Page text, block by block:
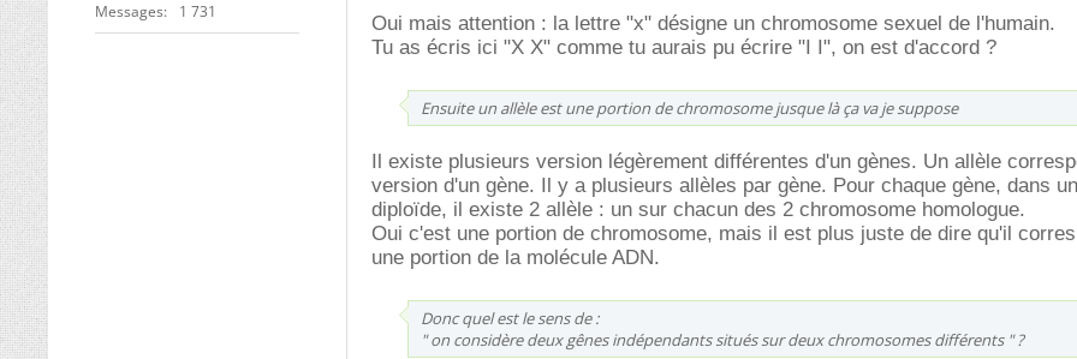
Messages 1 731
Oui mais attention : la lettre "x" désigne un chromosome sexuel de l'humain.
Tu as écris ici "X X" comme tu aurais pu écrire "I I", on est d'accord ?
Ensuite un allèle est une portion de chromosome jusque là ça va je suppose
Il existe plusieurs version légèrement différentes d'un gènes. Un allèle
version d'un gène. Il y a plusieurs allèles par gène. Pour chaque gène, dans
diploïde, il existe 2 allèle : un sur chacun des 2 chromosome homologue.
Oui c'est une portion de chromosome, mais il est plus juste de dire qu'il
une portion de la molécule ADN.
Donc quel est le sens de :
" on considère deux gênes indépendants situés sur deux chromosomes différents " ?